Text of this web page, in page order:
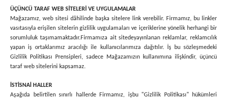
ÜÇÜNCÜ TARAF WEB SİTELERİ VE UYGULAMALAR
Mağazamız, web sitesi dâhilinde başka sitelere link verebilir. Firmamız, bu linkler
vasıtasıyla erişilen sitelerin gizlilik uygulamaları ve içeriklerine yönelik herhangi bir
sorumluluk taşımamaktadır.Firmamıza ait sitedeyayınlanan reklamlar, reklamcılık
yapan iş ortaklarımız aracılığı ile kullanıcılarımıza dağıtılır. İş bu sözleşmedeki
Gizlilik Politikası Prensipleri, sadece Mağazamızın kullanımına ilişkindir, üçüncü
taraf web sitelerini kapsamaz.
İSTİSNAİ HALLER
Aşağıda belirtilen sınırlı hallerde Firmamız, işbu "Gizlilik Politikası" hükümleri